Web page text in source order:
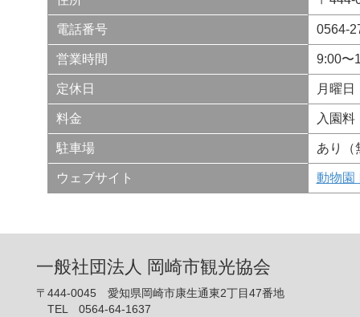
電話番号 0564-
営業時間 9:00〜
定休日 月曜
料金 入園料
駐車場 あり（
ウェブサイト 動物園
一般社団法人 岡崎市観光協会
〒444-0045 愛知県岡崎市康生通東2丁目47番地
TEL 0564-64-1637